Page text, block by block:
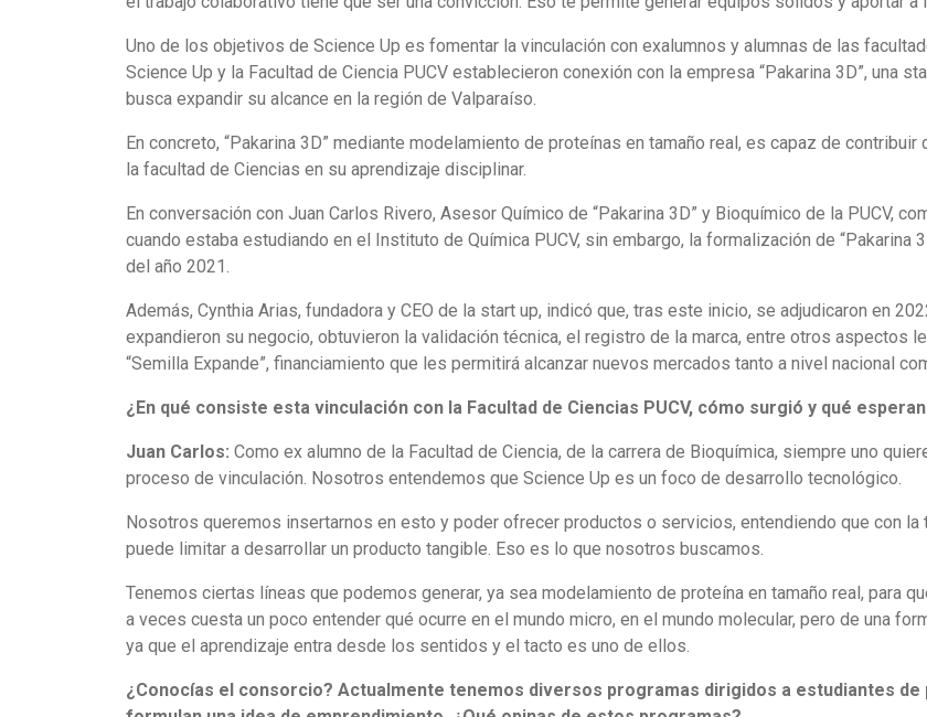
Uno de los objetivos de Science Up es fomentar la vinculación con exalumnos y alumnas de las
Science Up y la Facultad de Ciencia PUCV establecieron conexión con la empresa “Pakarina 3D”, una
busca expandir su alcance en la región de Valparaíso.
En concreto, “Pakarina 3D” mediante modelamiento de proteínas en tamaño real, es capaz de
la facultad de Ciencias en su aprendizaje disciplinar.
En conversación con Juan Carlos Rivero, Asesor Químico de “Pakarina 3D” y Bioquímico de la PUCV,
cuando estaba estudiando en el Instituto de Química PUCV, sin embargo, la formalización de “Pakarina
del año 2021.
Además, Cynthia Arias, fundadora y CEO de la start up, indicó que, tras este inicio, se adjudicaron en
expandieron su negocio, obtuvieron la validación técnica, el registro de la marca, entre otros aspectos
“Semilla Expande”, financiamiento que les permitirá alcanzar nuevos mercados tanto a nivel nacional
¿En qué consiste esta vinculación con la Facultad de Ciencias PUCV, cómo surgió y qué
Juan Carlos: Como ex alumno de la Facultad de Ciencia, de la carrera de Bioquímica, siempre uno
proceso de vinculación. Nosotros entendemos que Science Up es un foco de desarrollo tecnológico.
Nosotros queremos insertarnos en esto y poder ofrecer productos o servicios, entendiendo que con
puede limitar a desarrollar un producto tangible. Eso es lo que nosotros buscamos.
Tenemos ciertas líneas que podemos generar, ya sea modelamiento de proteína en tamaño real, para
a veces cuesta un poco entender qué ocurre en el mundo micro, en el mundo molecular, pero de una
ya que el aprendizaje entra desde los sentidos y el tacto es uno de ellos.
¿Conocías el consorcio? Actualmente tenemos diversos programas dirigidos a estudiantes de